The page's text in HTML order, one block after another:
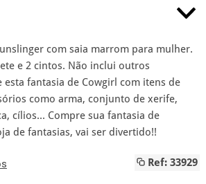
com saia marrom para mulher.
e 2 cintos. Não inclui outros
esta fantasia de Cowgirl com itens de
como arma, conjunto de xerife,
cílios... Compre sua fantasia de
de fantasias, vai ser divertido!!
Ref: 33929